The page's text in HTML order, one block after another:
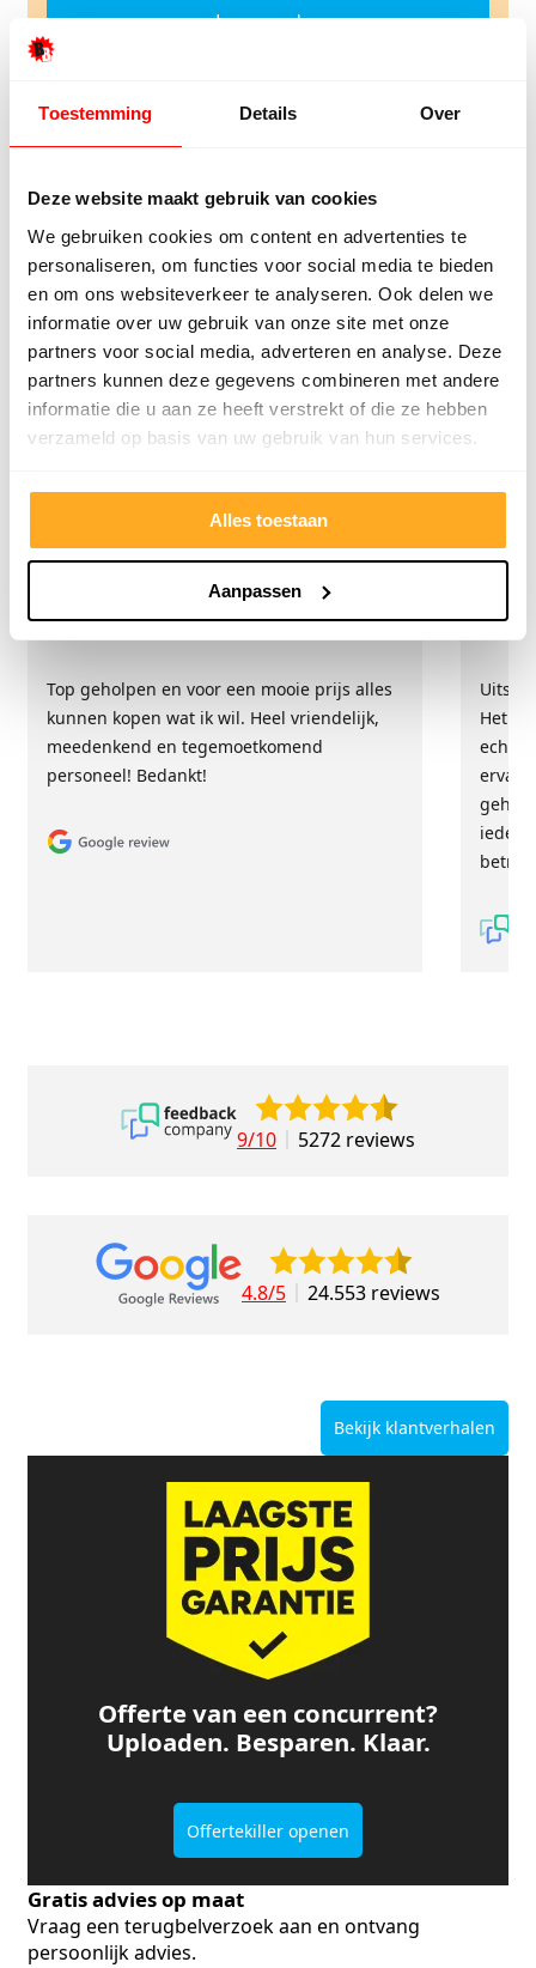
Toestemming Details Over
Deze website maakt gebruik van cookies
We gebruiken cookies om content en advertenties te
personaliseren, om functies voor social media te bieden
en om ons websiteverkeer te analyseren. Ook delen we
informatie over uw gebruik van onze site met onze
partners voor social media, adverteren en analyse. Deze
partners kunnen deze gegevens combineren met andere
informatie die u aan ze heeft verstrekt of die ze hebben
verzameld op basis van uw gebruik van hun services.
Alles toestaan
Aanpassen
Lees verder
Ons assortiment verschillende soorten
laminaat
Lees verder
Onze klanten beoordelen ons met een 9/10
Top geholpen en voor een mooie prijs alles
kunnen kopen wat ik wil. Heel vriendelijk,
meedenkend en tegemoetkomend
personeel! Bedankt!
Het
echt
9/10 5272 reviews
4.8/5 24.553 reviews
Bekijk klantverhalen
Offerte van een concurrent?
Uploaden. Besparen. Klaar.
Offertekiller openen
Gratis advies op maat
Vraag een terugbelverzoek aan en ontvang
persoonlijk advies.